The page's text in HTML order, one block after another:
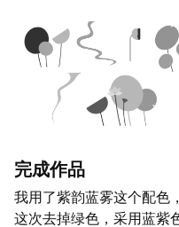
完成作品
我用了紫韵蓝雾这个配色
这次去掉绿色，采用蓝紫